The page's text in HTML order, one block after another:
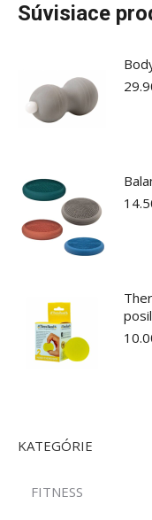
Súvisiace
KATEGÓRIE
FITNESS